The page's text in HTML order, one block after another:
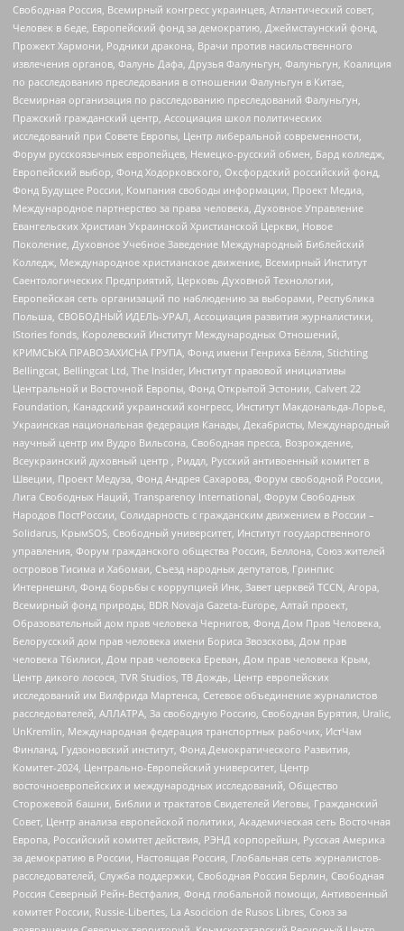
Свободная Россия, Всемирный конгресс украинцев, Атлантический совет,
Человек в беде, Европейский фонд за демократию, Джеймстаунский фонд,
Прожект Хармони, Родники дракона, Врачи против насильственного
извлечения органов, Фалунь Дафа, Друзья Фалуньгун, Фалуньгун, Коалиция
по расследованию преследования в отношении Фалуньгун в Китае,
Всемирная организация по расследованию преследований Фалуньгун,
Пражский гражданский центр, Ассоциация школ политических
исследований при Совете Европы, Центр либеральной современности,
Форум русскоязычных европейцев, Немецко-русский обмен, Бард колледж,
Европейский выбор, Фонд Ходорковского, Оксфордский российский фонд,
Фонд Будущее России, Компания свободы информации, Проект Медиа,
Международное партнерство за права человека, Духовное Управление
Евангельских Христиан Украинской Христианской Церкви, Новое
Поколение, Духовное Учебное Заведение Международный Библейский
Колледж, Международное христианское движение, Всемирный Институт
Саентологических Предприятий, Церковь Духовной Технологии,
Европейская сеть организаций по наблюдению за выборами, Республика
Польша, СВОБОДНЫЙ ИДЕЛЬ-УРАЛ, Ассоциация развития журналистики,
IStories fonds, Королевский Институт Международных Отношений,
КРИМСЬКА ПРАВОЗАХИСНА ГРУПА, Фонд имени Генриха Бёлля, Stichting
Bellingcat, Bellingcat Ltd, The Insider, Институт правовой инициативы
Центральной и Восточной Европы, Фонд Открытой Эстонии, Calvert 22
Foundation, Канадский украинский конгресс, Институт Макдональда-Лорье,
Украинская национальная федерация Канады, Декабристы, Международный
научный центр им Вудро Вильсона, Свободная пресса, Возрождение,
Всеукраинский духовный центр , Риддл, Русский антивоенный комитет в
Швеции, Проект Медуза, Фонд Андрея Сахарова, Форум свободной России,
Лига Свободных Наций, Transparеncy International, Форум Свободных
Народов ПостРоссии, Солидарность с гражданским движением в России –
Solidarus, КрымSOS, Свободный университет, Институт государственного
управления, Форум гражданского общества Россия, Беллона, Союз жителей
островов Тисима и Хабомаи, Съезд народных депутатов, Гринпис
Интернешнл, Фонд борьбы с коррупцией Инк, Завет церквей TCCN, Агора,
Всемирный фонд природы, BDR Novaja Gazeta-Europe, Алтай проект,
Образовательный дом прав человека Чернигов, Фонд Дом Прав Человека,
Белорусский дом прав человека имени Бориса Звозскова, Дом прав
человека Тбилиси, Дом прав человека Ереван, Дом прав человека Крым,
Центр дикого лосося, TVR Studios, ТВ Дождь, Центр европейских
исследований им Вилфрида Мартенса, Сетевое объединение журналистов
расследователей, АЛЛАТРА, За свободную Россию, Свободная Бурятия, Uralic,
UnKremlin, Международная федерация транспортных рабочих, ИстЧам
Финланд, Гудзоновский институт, Фонд Демократического Развития,
Комитет-2024, Центрально-Европейский университет, Центр
восточноевропейских и международных исследований, Общество
Сторожевой башни, Библии и трактатов Свидетелей Иеговы, Гражданский
Совет, Центр анализа европейской политики, Академическая сеть Восточная
Европа, Российский комитет действия, РЭНД корпорейшн, Русская Америка
за демократию в России, Настоящая Россия, Глобальная сеть журналистов-
расследователей, Служба поддержки, Свободная Россия Берлин, Свободная
Россия Северный Рейн-Вестфалия, Фонд глобальной помощи, Антивоенный
комитет России, Russie-Libertes, La Asocicion de Rusos Libres, Союз за